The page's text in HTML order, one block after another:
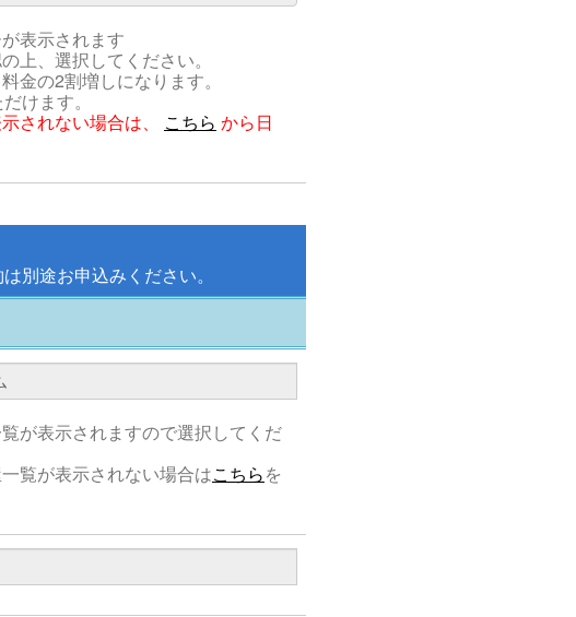
表示されます
上、選択してください。
金の2割増しになります。
けます。
されない場合は、 こちら から日
別途お申込みください。
が表示されますので選択してくだ
覧が表示されない場合はこちらを